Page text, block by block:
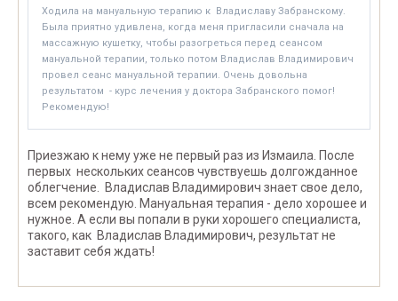
Ходила на мануальную терапию к Владиславу Забранскому.
Была приятно удивлена, когда меня пригласили сначала на
массажную кушетку, чтобы разогреться перед сеансом
мануальной терапии, только потом Владислав Владимирович
провел сеанс мануальной терапии. Очень довольна
результатом - курс лечения у доктора Забранского помог!
Рекомендую!
Приезжаю к нему уже не первый раз из Измаила. После
первых нескольких сеансов чувствуешь долгожданное
облегчение. Владислав Владимирович знает свое дело,
всем рекомендую. Мануальная терапия - дело хорошее и
нужное. А если вы попали в руки хорошего специалиста,
такого, как Владислав Владимирович, результат не
заставит себя ждать!